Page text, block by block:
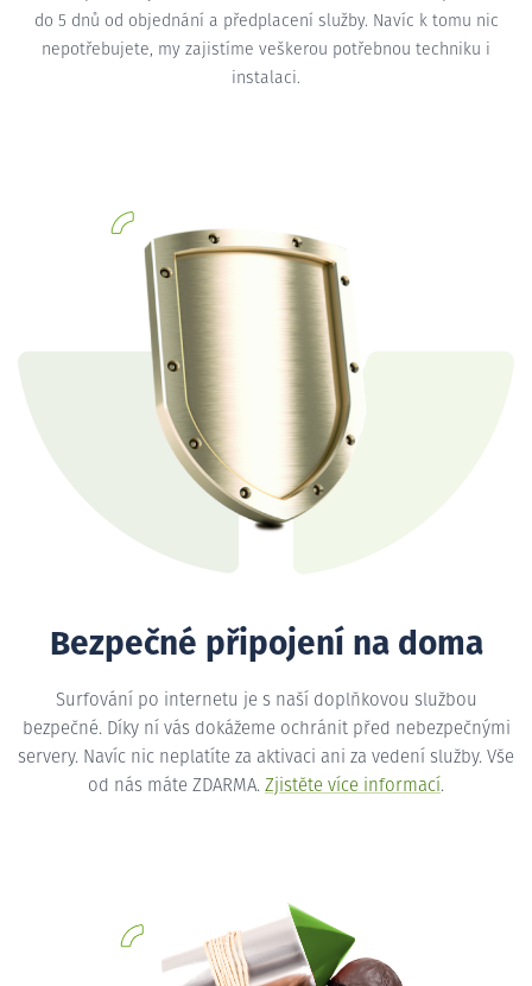
do 5 dnů od objednání a předplacení služby. Navíc k tomu nic
nepotřebujete, my zajistíme veškerou potřebnou techniku i
instalaci.
Bezpečné připojení na doma
Surfování po internetu je s naší doplňkovou službou
bezpečné. Díky ní vás dokážeme ochránit před nebezpečnými
servery. Navíc nic neplatíte za aktivaci ani za vedení služby. Vše
od nás máte ZDARMA. Zjistěte více informací.